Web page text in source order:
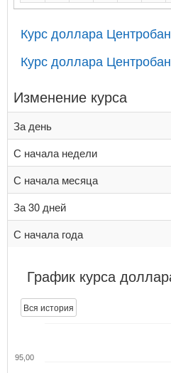
Курс доллара
Курс доллара
Изменение курса
За день
С начала недели
С начала месяца
За 30 дней
С начала года
График курса
Вся история
95,00